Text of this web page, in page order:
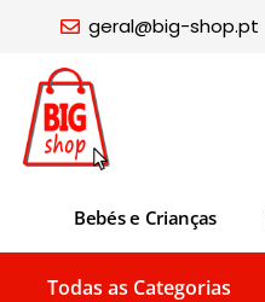
geral@big-shop.pt
Bebés e Crianças
Todas as Categorias